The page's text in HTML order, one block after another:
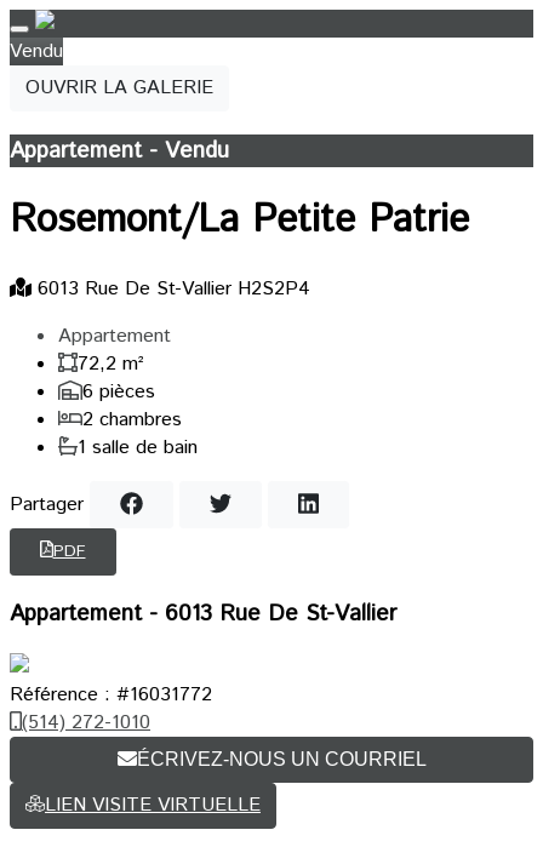
Vendu
OUVRIR LA GALERIE
Appartement - Vendu
Rosemont/La Petite Patrie
6013 Rue De St-Vallier H2S2P4
Appartement
72,2 m²
6 pièces
2 chambres
1 salle de bain
Partager
PDF
Appartement - 6013 Rue De St-Vallier
Référence : #16031772
(514) 272-1010
ÉCRIVEZ-NOUS UN COURRIEL
LIEN VISITE VIRTUELLE